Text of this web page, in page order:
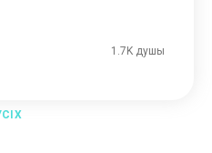
1.7K душы